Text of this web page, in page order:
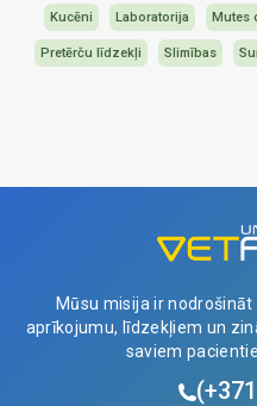
Kucēni Laboratorija Mutes
Pretērču līdzekļi Slimības
Mūsu misija ir
aprīkojumu, līdzekļiem un
saviem